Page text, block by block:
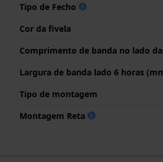
Tipo de Fecho
Cor da fivela
Comprimento de banda no lado
Largura de banda lado 6 horas
Tipo de montagem
Montagem Reta